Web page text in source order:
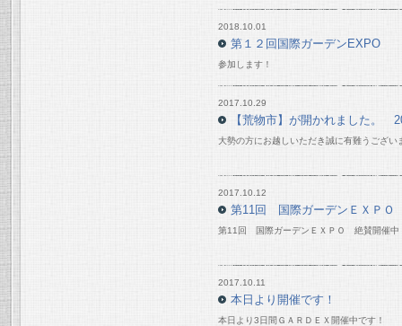
2018.10.01
第１２回国際ガーデンEXPO
参加します！
2017.10.29
【荒物市】が開かれました。
大勢の方にお越しいただき誠に有難うござい
2017.10.12
第11回 国際ガーデンＥＸＰＯ
第11回 国際ガーデンＥＸＰＯ 絶賛開催中
2017.10.11
本日より開催です！
本日より3日間ＧＡＲＤＥＸ開催中です！